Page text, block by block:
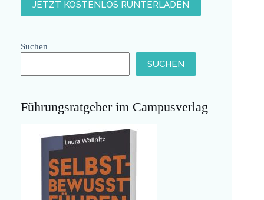
Suchen
SUCHEN
Führungsratgeber im Campusverlag